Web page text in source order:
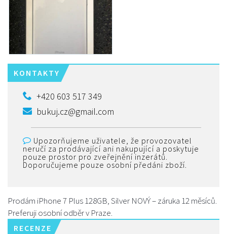
KONTAKTY
+420 603 517 349
bukuj.cz@gmail.com
Upozorňujeme uživatele, že provozovatel
neručí za prodávající ani nakupující a poskytuje
pouze prostor pro zveřejnění inzerátů.
Doporučujeme pouze osobní předáni zboží.
Prodám iPhone 7 Plus 128GB, Silver NOVÝ – záruka 12 měsíců.
Preferuji osobní odběr v Praze.
RECENZE